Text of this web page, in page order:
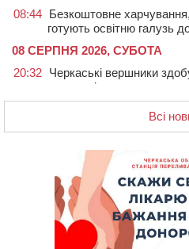
08:44 Безкоштовне
готують освітню галузь
08 СЕРПНЯ 2026, СУБОТА
20:32 Черкаські вершники
першості
На Уманщині
судитимуть через
У Єрках
стрільцем ДШВ
Апеляційний суд
тис. грн шкоди за
У Черкасах за ніч
комендантської години
Всі